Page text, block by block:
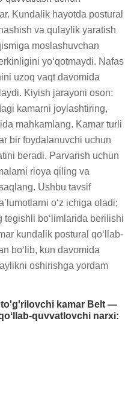
Kundalik hayotda postural
va qulaylik yaratish
moslashuvchan
yoʻqotmaydi. Nafas
uzoq vaqt davomida
Kiyish jarayoni oson:
kamarni joylashtiring,
mahkamlang. Kamar turli
bir foydalanuvchi uchun
beradi. Parvarish uchun
rioya qiling va
Ushbu tavsif
oʻz ichiga oladi;
bo‘limlarida berilishi
kundalik postural qoʻllab-
bo‘lib, kun davomida
oshirishga yordam
kamar Belt —
quvvatlovchi narxi: